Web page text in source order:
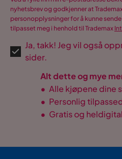
nyhetsbrev og godkjenner at
personopplysninger for å kunne
tilpasset meg i henhold til Trademax
Ja, takk! Jeg vil også
sider.
Alt dette og mye
• Alle kjøpene dine
• Personlig
• Gratis og